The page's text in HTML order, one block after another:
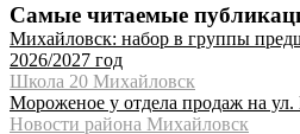
Самые читаемые
Михайловск: набор в группы
2026/2027 год
Школа 20 Михайловск
Мороженое у отдела продаж на ул.
Новости района Михайловск